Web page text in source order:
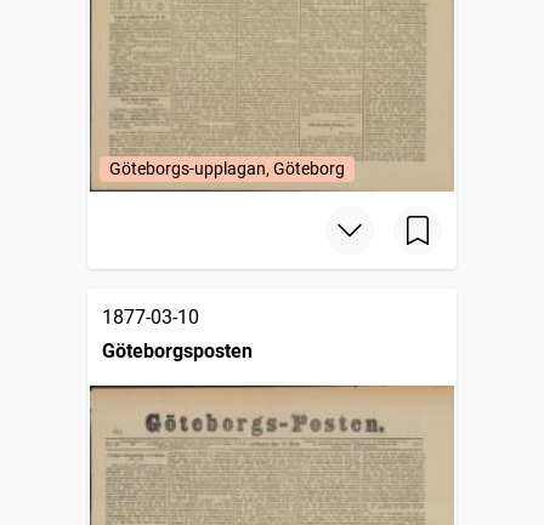
Göteborgs-upplagan, Göteborg
1877-03-10
Göteborgsposten